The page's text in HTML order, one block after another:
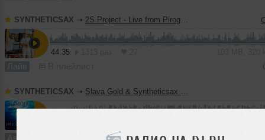
SYNTHETICSAX ➝ 2S Project - Live from Pirogovo (24-05-2025) Part 1
44:35
Лайв
SYNTHETICSAX ➝ Slava Gold & Syntheticsax - Memoirs
Авторский трек В плейлист (в 1 плейлисте)